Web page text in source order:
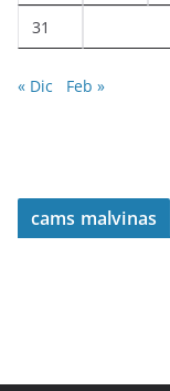
31
« Dic Feb »
cams malvinas